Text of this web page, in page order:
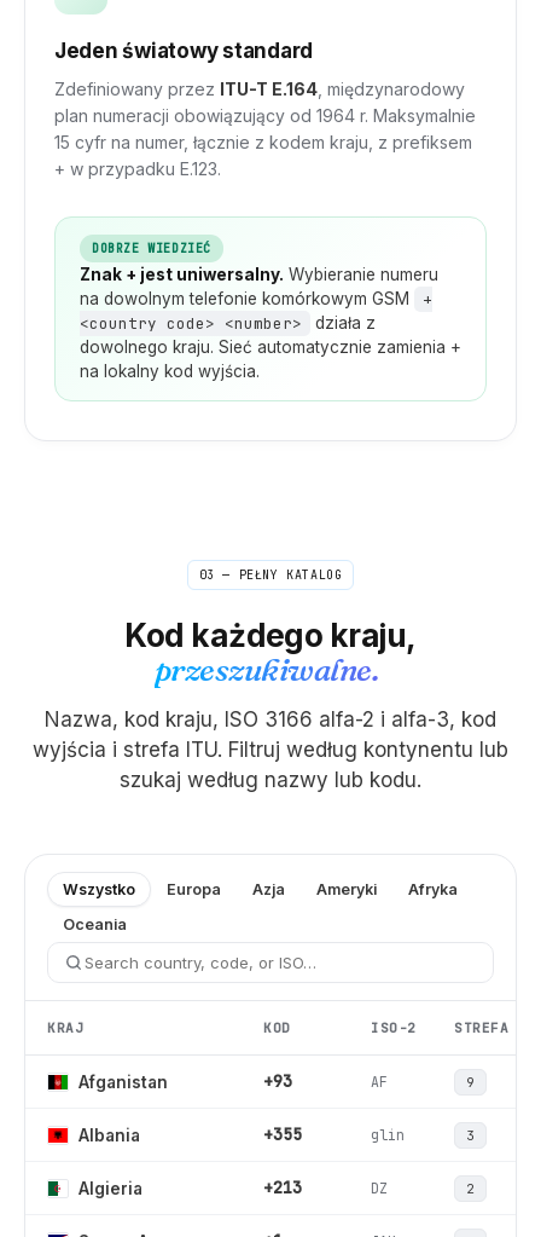
Jeden światowy standard
Zdefiniowany przez ITU-T E.164 , międzynarodowy
plan numeracji obowiązujący od 1964 r. Maksymalnie
15 cyfr na numer, łącznie z kodem kraju, z prefiksem
+ w przypadku E.123.
DOBRZE WIEDZIEĆ
Znak + jest uniwersalny. Wybieranie numeru
na dowolnym telefonie komórkowym GSM
+
<country code> <number>
działa z
dowolnego kraju. Sieć automatycznie zamienia +
na lokalny kod wyjścia.
03 — PEŁNY KATALOG
Kod każdego kraju,
przeszukiwalne.
Nazwa, kod kraju, ISO 3166 alfa-2 i alfa-3, kod
wyjścia i strefa ITU. Filtruj według kontynentu lub
szukaj według nazwy lub kodu.
Wszystko Europa Azja Ameryki
Afryka
Oceania
KRAJ KOD ISO-2 STREFA
Afganistan +93 AF 9
Albania +355 glin 3
Algieria +213 DZ 2